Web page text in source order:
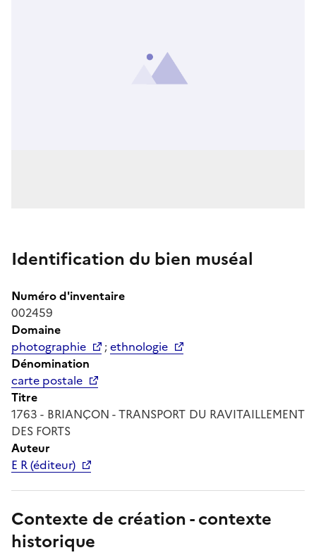
Identification du bien muséal
Numéro d'inventaire
002459
Domaine
photographie
;ethnologie
Dénomination
carte postale
Titre
1763 - BRIANÇON - TRANSPORT DU RAVITAILLEMENT
DES FORTS
Auteur
E R (éditeur)
Contexte de création - contexte
historique